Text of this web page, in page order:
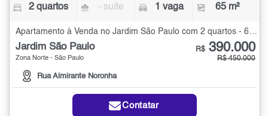
2 quartos - suíte 1 vaga 65 m²
Apartamento à Venda no Jardim São Paulo com 2 quartos - 65 m²
Jardim São Paulo
Zona Norte - São Paulo
Rua Almirante Noronha
R$ 390.000
R$ 450.000
Contatar